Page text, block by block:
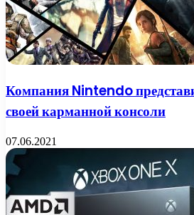
Компания Nintendo
своей карманной консоли
07.06.2021